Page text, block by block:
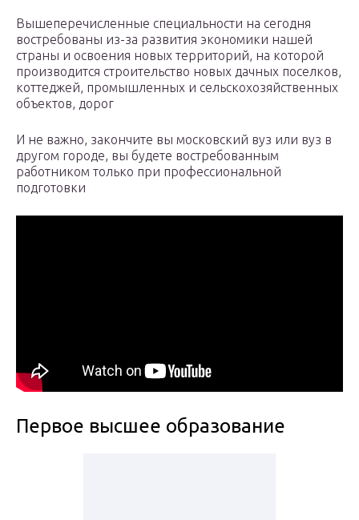
Вышеперечисленные специальности на сегодня
востребованы из-за развития экономики нашей
страны и освоения новых территорий, на которой
производится строительство новых дачных поселков,
коттеджей, промышленных и сельскохозяйственных
объектов, дорог
И не важно, закончите вы московский вуз или вуз в
другом городе, вы будете востребованным
работником только при профессиональной
подготовки
Первое высшее образование